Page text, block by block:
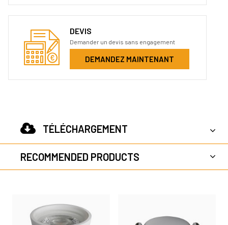
DEVIS
Demander un devis sans engagement
DEMANDEZ MAINTENANT
TÉLÉCHARGEMENT
RECOMMENDED PRODUCTS